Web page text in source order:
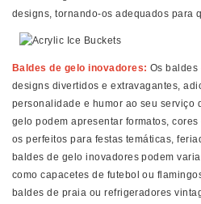
designs, tornando-os adequados para
Baldes de gelo inovadores: Os baldes
designs divertidos e extravagantes,
personalidade e humor ao seu serviço
gelo podem apresentar formatos,
os perfeitos para festas temáticas,
baldes de gelo inovadores podem
como capacetes de futebol ou
baldes de praia ou refrigeradores